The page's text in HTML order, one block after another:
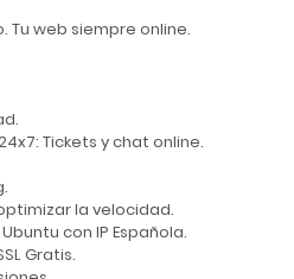
Tu web siempre online.
Tickets y chat online.
la velocidad.
con IP Española.
Gratis.